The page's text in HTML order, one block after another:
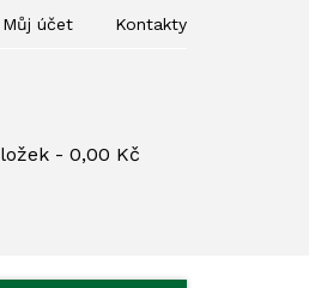
Můj účet Kontakty
- 0,00 Kč